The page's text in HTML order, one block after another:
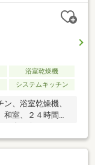
ので、お子様連れ
使える税制・補助
問を丁寧にご説明
解決いたします。
浴室乾燥機
システムキッチン
、浴室乾燥機、
室、２４時間ゴ
、エレベータ